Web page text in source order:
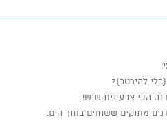
להירטב)?
הכי צבעונית שיש!
מתוקים ששוחים בתוך הים.